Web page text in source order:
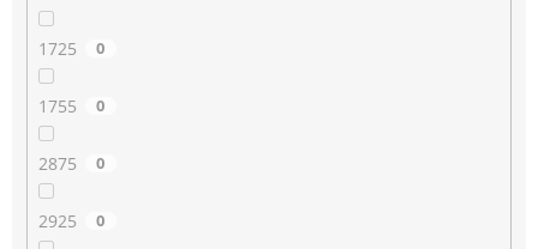
1725 0
1755 0
2875 0
2925 0